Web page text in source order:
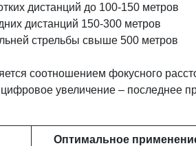
дистанций до 100-150 метров
дистанций 150-300 метров
стрельбы свыше 500 метров
соотношением фокусного
увеличение – последнее
Оптимальное